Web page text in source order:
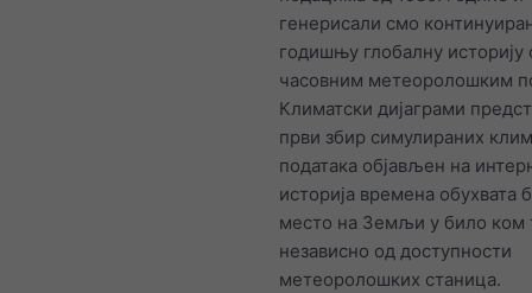
генерисали смо
годишњу глобалну историју
часовним метеоролошким
Климатски дијаграми
први збир симулираних
података објављен на
историја времена обухвата
место на Земљи у било ком
независно од доступности
метеоролошких станица.